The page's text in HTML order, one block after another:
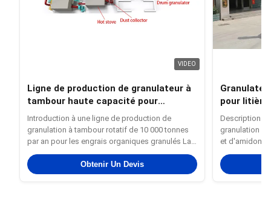
VIDEO
Ligne de production de granulateur à
tambour haute capacité pour
granulés d'engrais organiques
Introduction à une ligne de production de
granulation à tambour rotatif de 10 000 tonnes
par an pour les engrais organiques granulés La
ligne de production de granulés d'engrais
organiques de 10 000 tonnes par an est une
ligne de production standardisée et automatisée
Obtenir Un Devis
pour
pour ligne
pour chats
Description
granulation
et d'amidon
spécialisé et
depellets de
techniques